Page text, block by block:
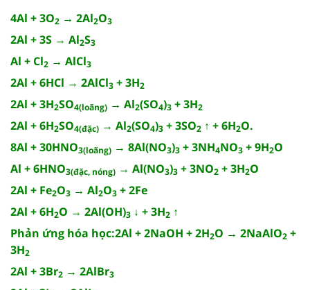
4Al + 3O2 → 2Al2O3
2Al + 3S → Al2S3
Al + Cl2 → AlCl3
2Al + 6HCl → 2AlCl3 + 3H2
2Al + 3H2SO4(loãng) → Al2(SO4)3 + 3H2
2Al + 6H2SO4(đặc) → Al2(SO4)3 + 3SO2 ↑ + 6H2O.
8Al + 30HNO3(loãng) → 8Al(NO3)3 + 3NH4NO3 + 9H2O
Al + 6HNO3(đặc, nóng) → Al(NO3)3 + 3NO2 + 3H2O
2Al + Fe2O3 → Al2O3 + 2Fe
2Al + 6H2O → 2Al(OH)3 ↓ + 3H2 ↑
Phản ứng hóa học:2Al + 2NaOH + 2H2O → 2NaAlO2 +
3H2
2Al + 3Br2 → 2AlBr3